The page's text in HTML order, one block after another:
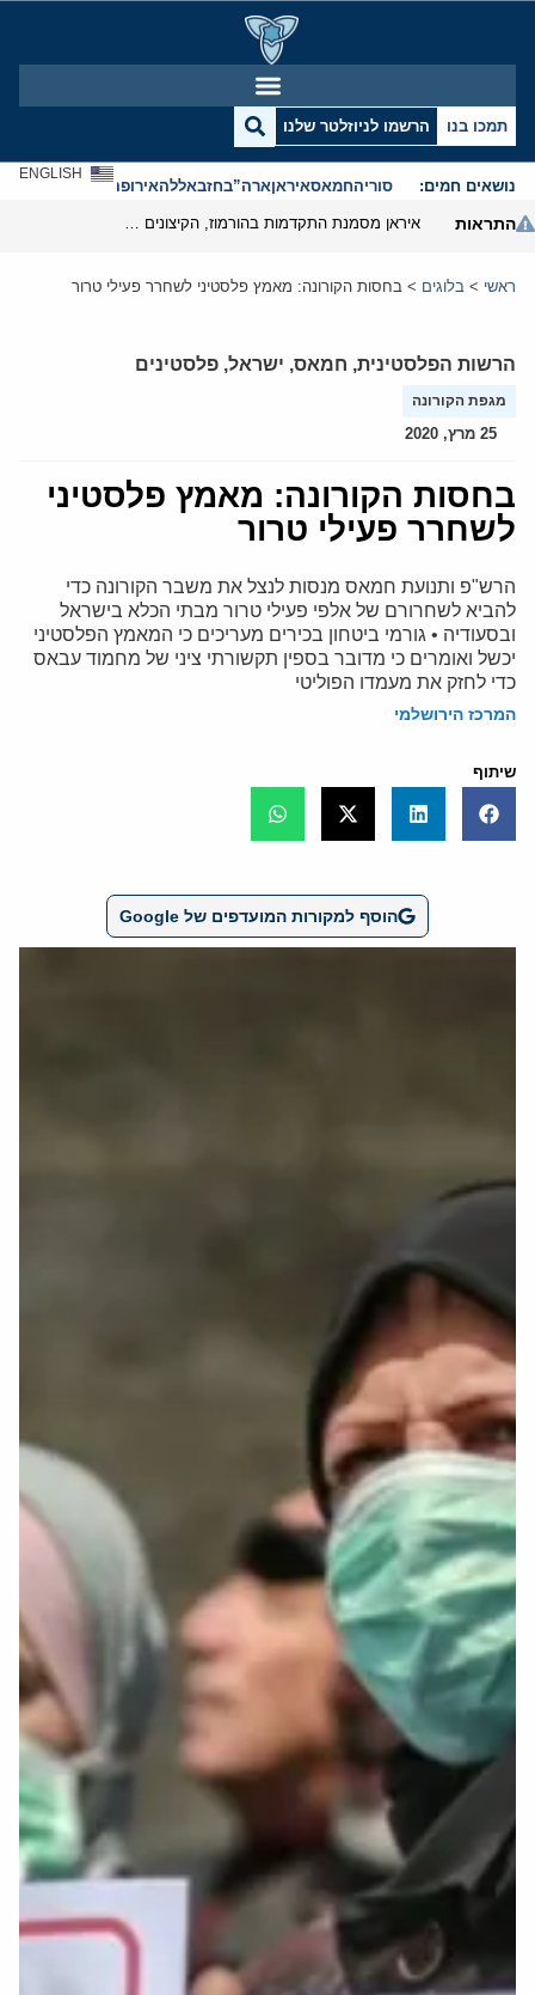
תמכו בנו הרשמו לניוזלטר שלנו
נושאים חמים: סוריהחמאסאיראןארה”בחזבאללהאירופהאנטישמיות
ENGLISH
התראות
ראשי > בלוגים > בחסות הקורונה: מאמץ פלסטיני לשחרר פעילי טרור
הרשות הפלסטינית, חמאס, ישראל, פלסטינים
מגפת הקורונה
25 מרץ, 2020
בחסות הקורונה: מאמץ פלסטיני
לשחרר פעילי טרור
הרש"פ ותנועת חמאס מנסות לנצל את משבר הקורונה כדי
להביא לשחרורם של אלפי פעילי טרור מבתי הכלא בישראל
ובסעודיה • גורמי ביטחון בכירים מעריכים כי המאמץ הפלסטיני
יכשל ואומרים כי מדובר בספין תקשורתי ציני של מחמוד עבאס
כדי לחזק את מעמדו הפוליטי
המרכז הירושלמי
שיתוף
הוסף למקורות המועדפים של Google